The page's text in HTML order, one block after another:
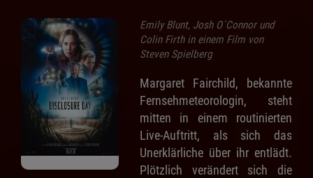
Emily Blunt, Josh O´Connor und
Colin Firth in einem Film von
Steven Spielberg
Margaret Fairchild, bekannte
Fernsehmeteorologin, steht
mitten in einem routinierten
Live-Auftritt, als sich das
Unerklärliche über ihr entlädt.
Plötzlich verändert sich die